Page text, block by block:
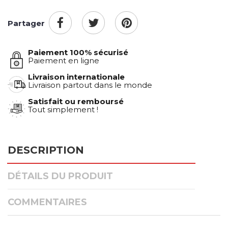
Partager
Paiement 100% sécurisé
Paiement en ligne
Livraison internationale
Livraison partout dans le monde
Satisfait ou remboursé
Tout simplement !
DESCRIPTION
DÉTAILS DU PRODUIT
COMMENTAIRES